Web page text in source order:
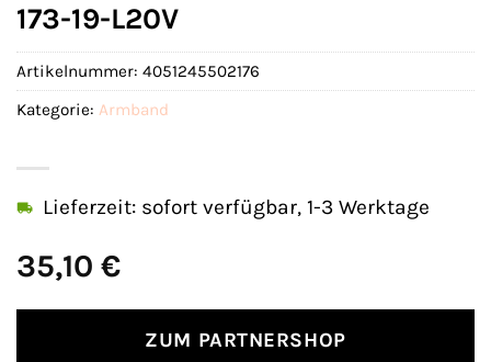
173-19-L20V
35,10 €
Lieferzeit: sofort verfügbar, 1-3 Werktage
ZUM PARTNERSHOP
Artikelnummer: 4051245502176
Kategorie: Armband